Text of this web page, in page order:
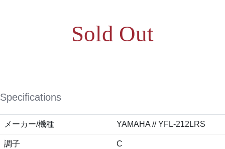
Sold Out
Specifications
メーカー/機種 YAMAHA // YFL-212LRS
調子 C